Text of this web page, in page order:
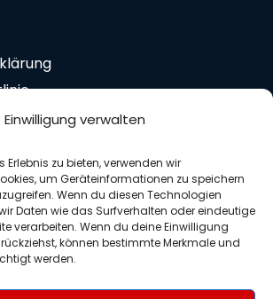
Einwilligung verwalten
zu bieten, verwenden wir
um Geräteinformationen zu speichern
Wenn du diesen Technologien
Daten wie das Surfverhalten oder eindeutige
verarbeiten. Wenn du deine Einwilligung
können bestimmte Merkmale und
werden.